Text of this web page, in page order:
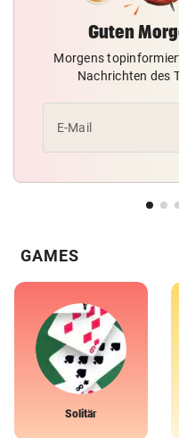
Guten
Morgens
Nachrichten des
E-Mail
GAMES
Solitär